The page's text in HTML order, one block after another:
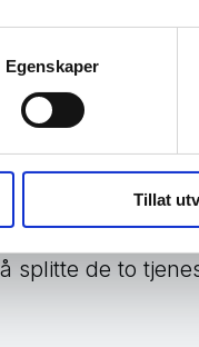
Egenskaper
Tillat
av
fra
deg hvordan du
utfyllende
har også
splitte de to